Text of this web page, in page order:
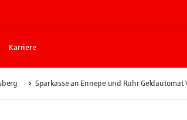
Karriere
Sparkasse an Ennepe und Ruhr Geldautomat